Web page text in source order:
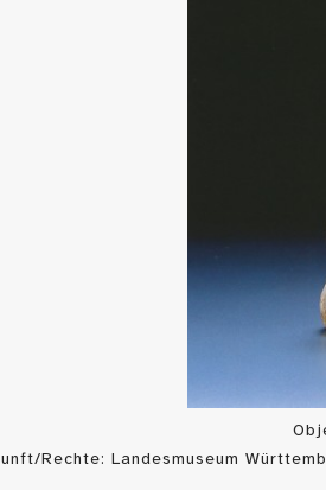
Rechte: Landesmuseum